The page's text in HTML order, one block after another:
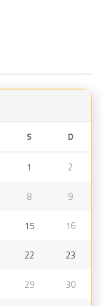
S D
1 2
8 9
15 16
22 23
29 30